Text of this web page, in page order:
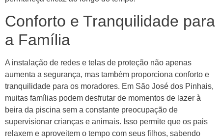
Conforto e Tranquilidade para
a Família
A instalação de redes e telas de proteção não apenas
aumenta a segurança, mas também proporciona conforto e
tranquilidade para os moradores. Em São José dos Pinhais,
muitas famílias podem desfrutar de momentos de lazer à
beira da piscina sem a constante preocupação de
supervisionar crianças e animais. Isso permite que os pais
relaxem e aproveitem o tempo com seus filhos, sabendo